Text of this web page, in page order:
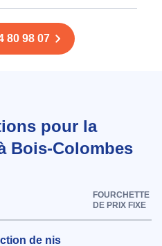
80 98 07
pour la
Bois-Colombes
FOURCHETTE
DE PRIX FIXE
de nis